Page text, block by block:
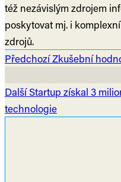
též nezávislým zdrojem
poskytovat mj. i
zdrojů.
PředchozíZkušební
DalšíStartup získal 3
technologie